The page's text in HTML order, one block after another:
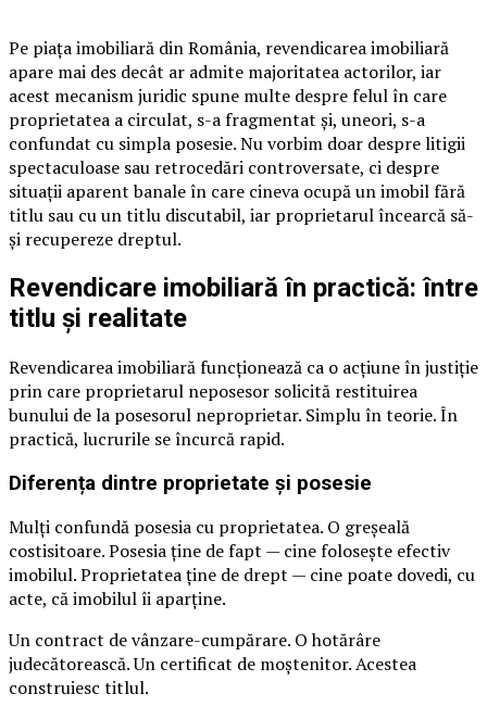
Pe piața imobiliară din România, revendicarea imobiliară
apare mai des decât ar admite majoritatea actorilor, iar
acest mecanism juridic spune multe despre felul în care
proprietatea a circulat, s-a fragmentat și, uneori, s-a
confundat cu simpla posesie. Nu vorbim doar despre litigii
spectaculoase sau retrocedări controversate, ci despre
situații aparent banale în care cineva ocupă un imobil fără
titlu sau cu un titlu discutabil, iar proprietarul încearcă să-
și recupereze dreptul.
Revendicare imobiliară în practică: între
titlu și realitate
Revendicarea imobiliară funcționează ca o acțiune în justiție
prin care proprietarul neposesor solicită restituirea
bunului de la posesorul neproprietar. Simplu în teorie. În
practică, lucrurile se încurcă rapid.
Diferența dintre proprietate și posesie
Mulți confundă posesia cu proprietatea. O greșeală
costisitoare. Posesia ține de fapt — cine folosește efectiv
imobilul. Proprietatea ține de drept — cine poate dovedi, cu
acte, că imobilul îi aparține.
Un contract de vânzare-cumpărare. O hotărâre
judecătorească. Un certificat de moștenitor. Acestea
construiesc titlul.